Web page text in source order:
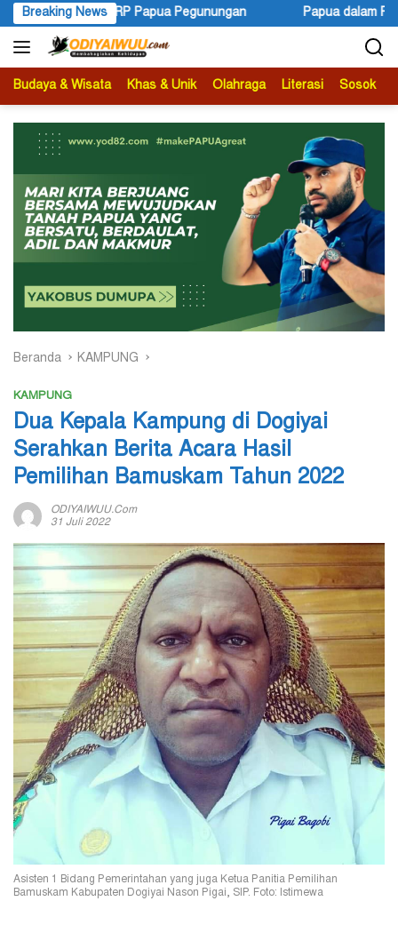
Langsung
ke
konten
Breaking News
Pegunungan Papua dalam Politik Kebenaran
Budaya & Wisata Khas & Unik Olahraga Literasi Sosok
Beranda KAMPUNG
KAMPUNG
Dua Kepala Kampung di Dogiyai
Serahkan Berita Acara Hasil
Pemilihan Bamuskam Tahun 2022
ODIYAIWUU.com
31 Juli 2022
Asisten 1 Bidang Pemerintahan yang juga Ketua Panitia Pemilihan
Bamuskam Kabupaten Dogiyai Nason Pigai, SIP. Foto: Istimewa